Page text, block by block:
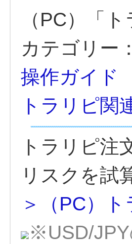
（PC）「
カテゴリー：
操作ガイド
トラリピ関
トラリピ注
リスクを試
＞（PC）
※USD/